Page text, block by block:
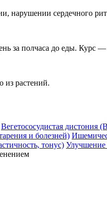
нарушении сердечного
за полчаса до еды. Курс
из растений.
Вегетососудистая дистония
и болезней)
тонус) Улучшение